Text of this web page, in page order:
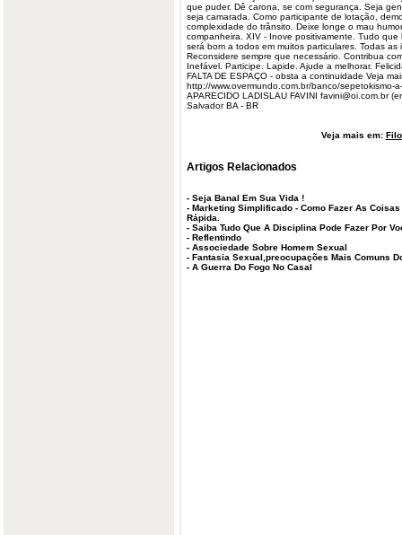
que puder. Dê carona, se com segurança. Seja
seja camarada. Como participante de lotação,
complexidade do trânsito. Deixe longe o mau
companheira. XIV - Inove positivamente. Tudo
será bom a todos em muitos particulares. Todas as
Reconsidere sempre que necessário. Contribua
Inefável. Participe. Lapide. Ajude a melhorar.
FALTA DE ESPAÇO - obsta a continuidade Veja
http://www.overmundo.com.br/banco/sepetokismo-
APARECIDO LADISLAU FAVINI favini@oi.com.br
Salvador BA - BR
Veja mais em:
Artigos Relacionados
- Seja Banal Em Sua Vida !
- Marketing Simplificado - Como Fazer As
Rápida.
- Saiba Tudo Que A Disciplina Pode Fazer Por
- Reflentindo
- Associedade Sobre Homem Sexual
- Fantasia Sexual,preocupações Mais Comuns
- A Guerra Do Fogo No Casal